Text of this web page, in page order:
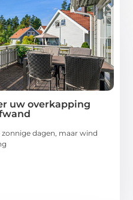
uw overkapping
dagen, maar wind